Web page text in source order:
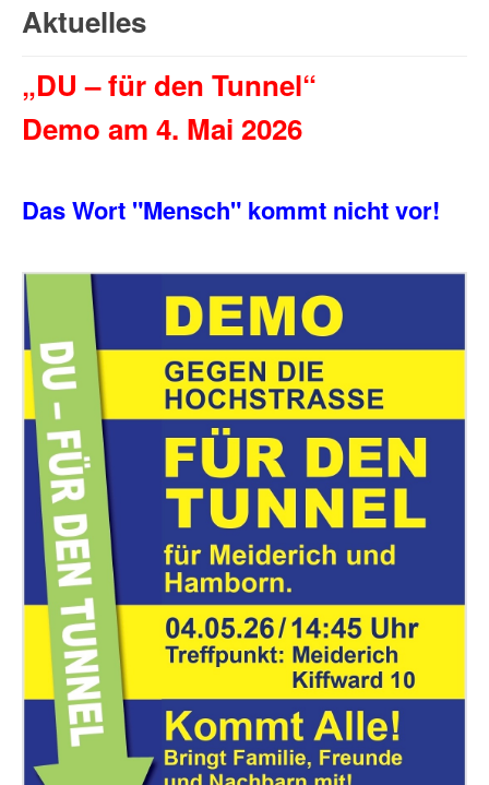
Aktuelles
„DU – für den Tunnel“
Demo am 4. Mai 2026
Das Wort "Mensch" kommt nicht vor!